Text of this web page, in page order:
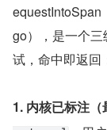
equestIntoSpan
go），是一个三
试，命中即返回
1. 内核已标注（